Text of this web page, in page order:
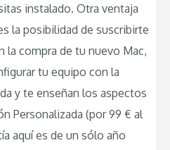
instalado. Otra ventaja
la posibilidad de suscribirte
la compra de tu nuevo Mac,
tu equipo con la
y te enseñan los aspectos
Personalizada (por 99 € al
aquí es de un sólo año